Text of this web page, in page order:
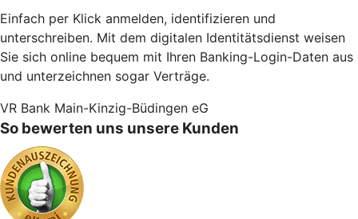
Einfach per Klick anmelden, identifizieren und
unterschreiben. Mit dem digitalen Identitätsdienst weisen
Sie sich online bequem mit Ihren Banking-Login-Daten aus
und unterzeichnen sogar Verträge.
VR Bank Main-Kinzig-Büdingen eG
So bewerten uns unsere Kunden